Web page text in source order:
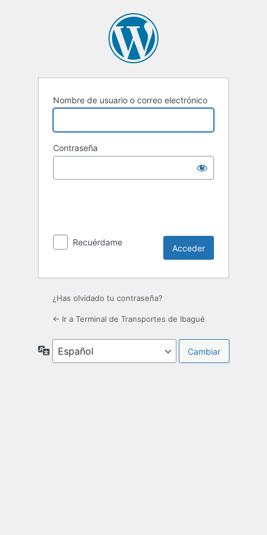
Nombre de usuario o correo electrónico
Contraseña
Recuérdame
¿Has olvidado tu contraseña?
← Ir a Terminal de Transportes de Ibagué
Idioma